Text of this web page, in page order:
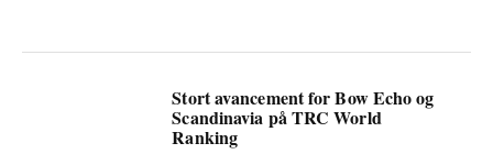
Stort avancement for Bow Echo og
Scandinavia på TRC World
Ranking